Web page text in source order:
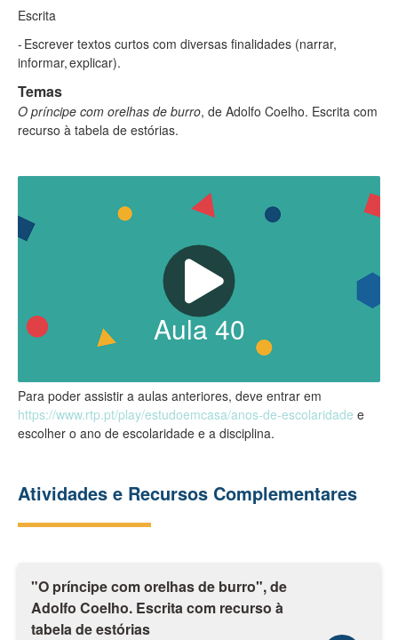
Escrita​
- Escrever textos curtos com diversas finalidades (narrar,
informar, explicar).
Temas
O príncipe com orelhas de burro, de Adolfo Coelho. Escrita com
recurso à tabela de estórias.
Aula40
Para poder assistir a aulas anteriores, deve entrar em
https://www.rtp.pt/play/estudoemcasa/anos-de-escolaridade e
escolher o ano de escolaridade e a disciplina.
Atividades e Recursos Complementares
"O príncipe com orelhas de burro", de
Adolfo Coelho. Escrita com recurso à
tabela de estórias